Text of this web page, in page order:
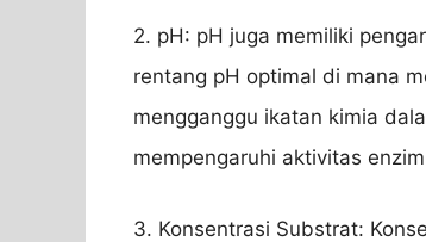
2. pH: pH juga memiliki
rentang pH optimal di mana
mengganggu ikatan kimia
mempengaruhi aktivitas
3. Konsentrasi Substrat: